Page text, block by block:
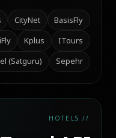
BasisFly
CityNet
ITours
Kplus
Sepehr
(Satguru)
// HOTELS